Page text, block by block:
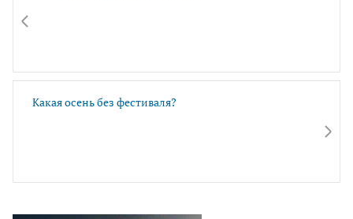
Какая осень без фестиваля?